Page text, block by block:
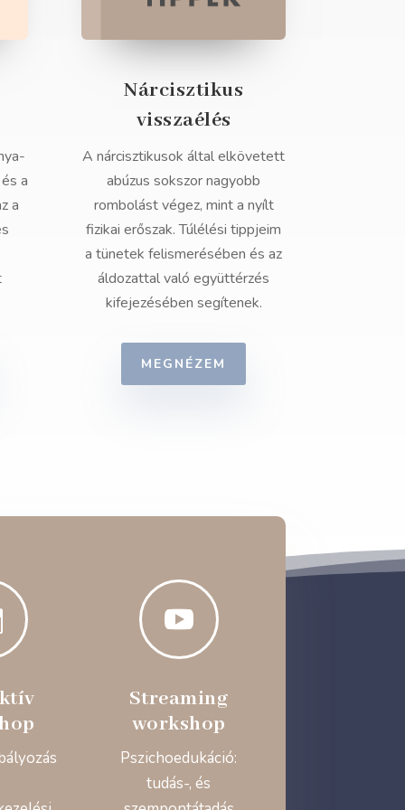
a
a
Nárcisztikus
visszaélés
A nárcisztikusok által elkövetett
abúzus sokszor nagyobb
rombolást végez, mint a nyílt
fizikai erőszak. Túlélési tippjeim
a tünetek felismerésében és az
áldozattal való együttérzés
kifejezésében segítenek.
MEGNÉZEM

Streaming
workshop
Pszichoedukáció:
tudás-, és